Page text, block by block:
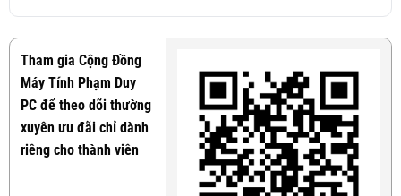
Tham gia Cộng Đồng
Máy Tính Phạm Duy
PC để theo dõi thường
xuyên ưu đãi chỉ dành
riêng cho thành viên